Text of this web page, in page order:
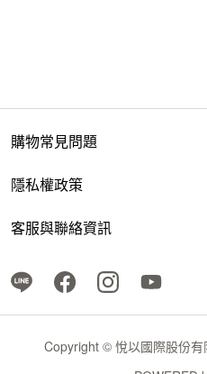
購物常見問題
隱私權政策
客服與聯絡資訊
Copyright © 悅以國際股份